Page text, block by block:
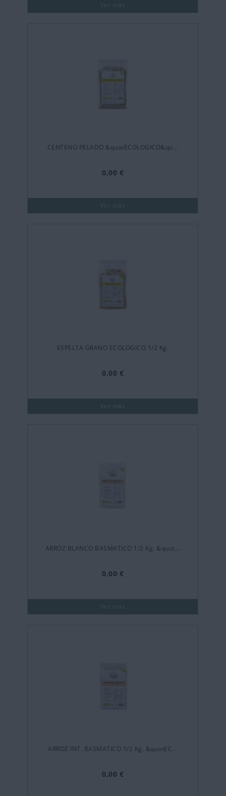
Ver más
CENTENO PELADO &quotECOLOGICO&qu...
0,00 €
Ver más
ESPELTA GRANO ECOLOGICO 1/2 Kg.
0,00 €
Ver más
ARROZ BLANCO BASMATICO 1/2 Kg. &quot...
0,00 €
Ver más
ARROZ INT. BASMATICO 1/2 Kg. &quotEC...
0,00 €